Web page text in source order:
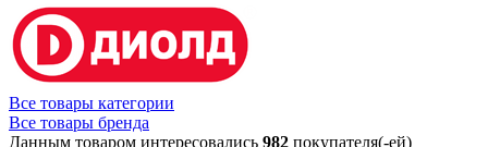
Все товары категории
Все товары бренда
Данным товаром интересовались 982 покупателя(-ей)